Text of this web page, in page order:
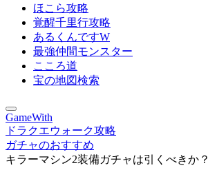
ほこら攻略
覚醒千里行攻略
あるくんですW
最強仲間モンスター
こころ道
宝の地図検索
GameWith
ドラクエウォーク攻略
ガチャのおすすめ
キラーマシン2装備ガチャは引くべきか？